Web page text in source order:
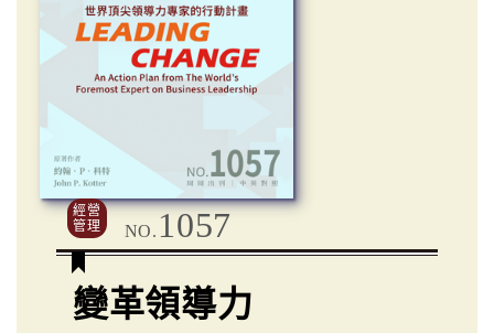
經營
管理
NO. 1057
變革領導力